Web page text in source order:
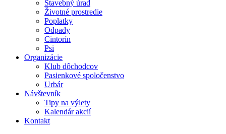
Stavebný úrad
Životné prostredie
Poplatky
Odpady
Cintorín
Psi
Organizácie
Klub dôchodcov
Pasienkové spoločenstvo
Urbár
Návštevník
Tipy na výlety
Kalendár akcií
Kontakt